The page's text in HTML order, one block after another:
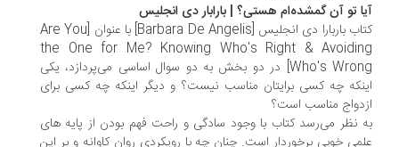
تو آن گمشده‌ام هستی؟ | بارابار دی انجلیس
کتاب باربارا دی انجلیس [Barbara De Angelis] با عنوان [Are You
the One for Me? Knowing Who's Right &
Who's Wrong] در دو بخش به دو سوال اساسی می‌پردازد، یکی
چه کسی برایتان مناسب نیست؟ و دیگر اینکه چه کسی برای
مناسب است؟
نظر می‌رسد کتاب با وجود سادگی و راحت فهم بودن از پایه های
خوبی برخوردار است. چنان چه با رویکردی روان کاوانه و بر این